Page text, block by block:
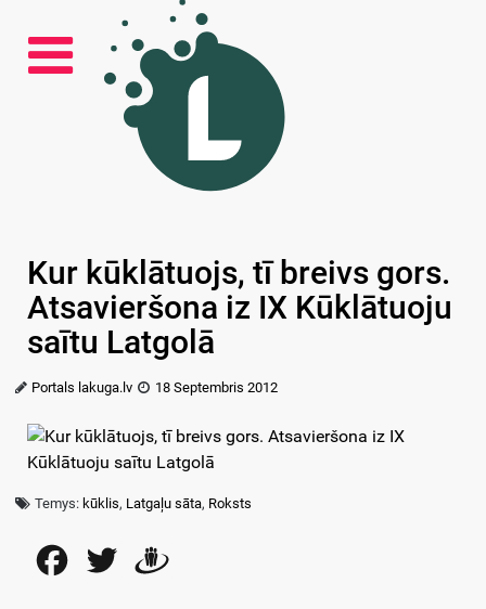
Kur kūklātuojs, tī breivs gors.
Atsavieršona iz IX Kūklātuoju
saītu Latgolā
Portals lakuga.lv 18 Septembris 2012
Temys: kūklis, Latgaļu sāta, Roksts
FacebookTwitter